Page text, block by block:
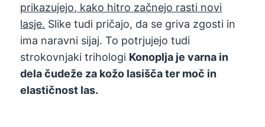
prikazujejo, kako hitro začnejo rasti novi
lasje. Slike tudi pričajo, da se griva zgosti in
ima naravni sijaj. To potrjujejo tudi
strokovnjaki trihologi Konoplja je varna in
dela čudeže za kožo lasišča ter moč in
elastičnost las.